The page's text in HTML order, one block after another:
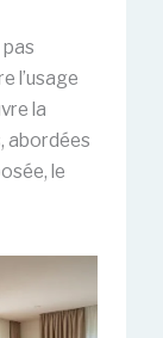
l’usage
la
abordées
le